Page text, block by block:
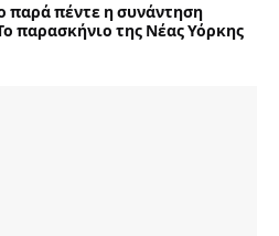
παρά πέντε η συνάντηση
παρασκήνιο της Νέας Υόρκης